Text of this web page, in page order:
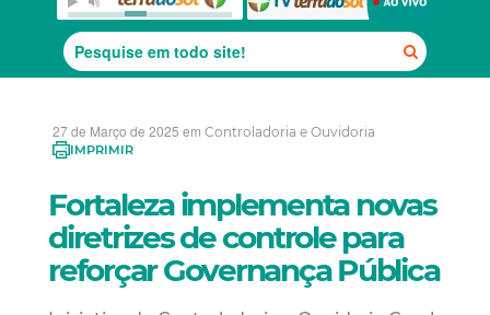
27 de Março de 2025 em Controladoria e Ouvidoria
IMPRIMIR
Fortaleza implementa novas
diretrizes de controle para
reforçar Governança Pública